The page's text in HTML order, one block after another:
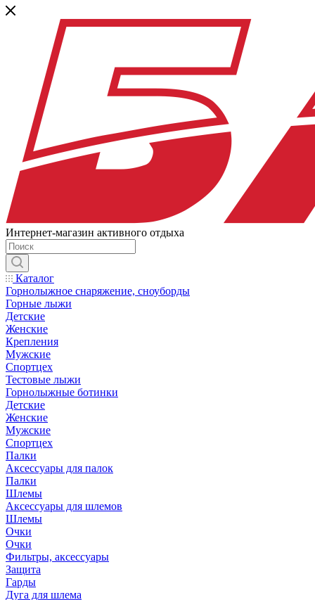
Интернет-магазин активного отдыха
Каталог
Горнолыжное снаряжение, сноуборды
Горные лыжи
Детские
Женские
Крепления
Мужские
Спортцех
Тестовые лыжи
Горнолыжные ботинки
Детские
Женские
Мужские
Спортцех
Палки
Аксессуары для палок
Палки
Шлемы
Аксессуары для шлемов
Шлемы
Очки
Очки
Фильтры, аксессуары
Защита
Гарды
Дуга для шлема